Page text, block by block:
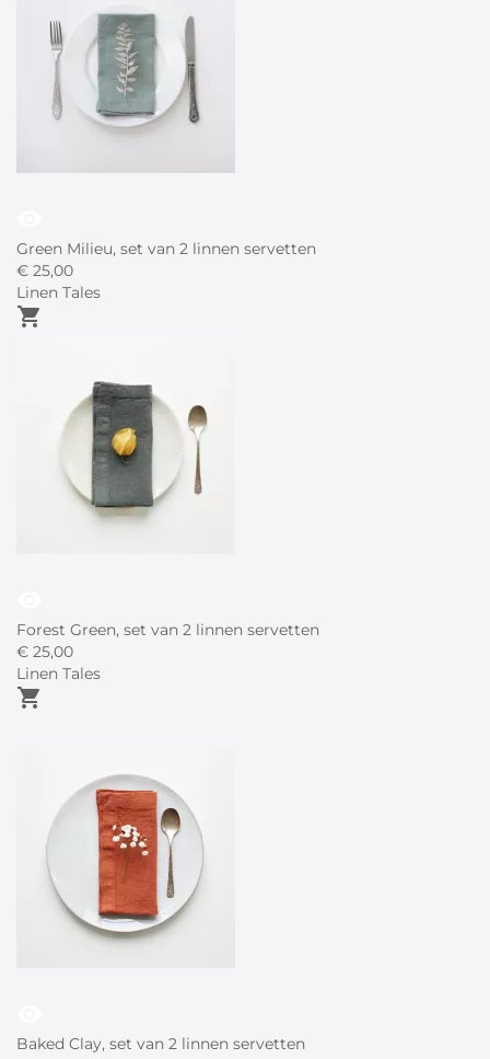
Green Milieu, set van 2 linnen servetten
€ 25,00
Linen Tales
shopping_cart
Forest Green, set van 2 linnen servetten
€ 25,00
Linen Tales
shopping_cart
Baked Clay, set van 2 linnen servetten